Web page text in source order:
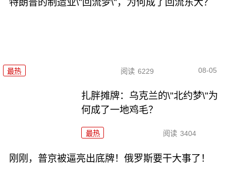
特朗普的制造业\"回流梦\"，为何成了回流东大？
最热 阅读 6229 08-05
扎胖摊牌：乌克兰的\"北约梦\"为
何成了一地鸡毛？
最热 阅读 3404
刚刚，普京被逼亮出底牌！俄罗斯要干大事了！